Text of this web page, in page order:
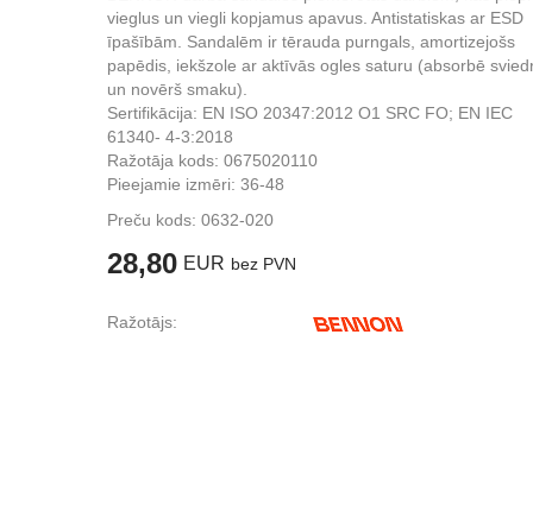
vieglus un viegli kopjamus apavus. Antistatiskas ar ESD
īpašībām. Sandalēm ir tērauda purngals, amortizejošs
papēdis, iekšzole ar aktīvās ogles saturu (absorbē
un novērš smaku).
Sertifikācija: EN ISO 20347:2012 O1 SRC FO; EN IEC
61340- 4-3:2018
Ražotāja kods: 0675020110
Pieejamie izmēri: 36-48
Preču kods: 0632-020
28,80 EUR bez PVN
Ražotājs: